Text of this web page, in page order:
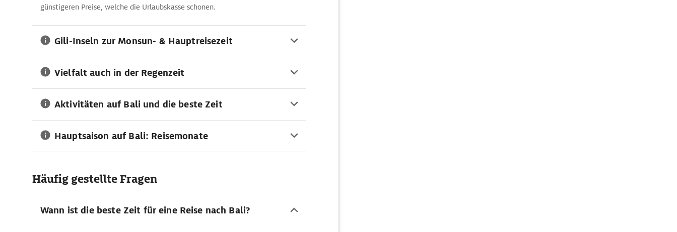
günstigeren Preise, welche die Urlaubskasse schonen.
Gili-Inseln zur Monsun- & Hauptreisezeit
Vielfalt auch in der Regenzeit
Aktivitäten auf Bali und die beste Zeit
Hauptsaison auf Bali: Reisemonate
Häufig gestellte Fragen
Wann ist die beste Zeit für eine Reise nach Bali?